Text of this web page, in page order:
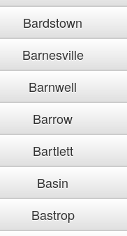
Bardstown
Barnesville
Barnwell
Barrow
Bartlett
Basin
Bastrop